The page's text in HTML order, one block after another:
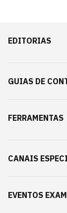
EDITORIAS
GUIAS DE
FERRAMENTAS
CANAIS
EVENTOS